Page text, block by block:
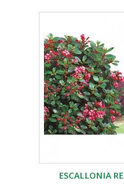
ESCALLONIA